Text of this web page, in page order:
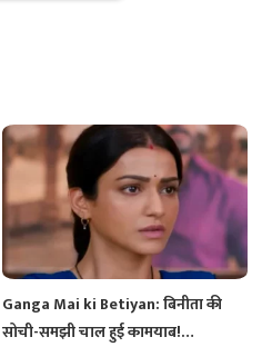
Ganga Mai ki Betiyan: बिनीता की
सोची-समझी चाल हुई कामयाब!…